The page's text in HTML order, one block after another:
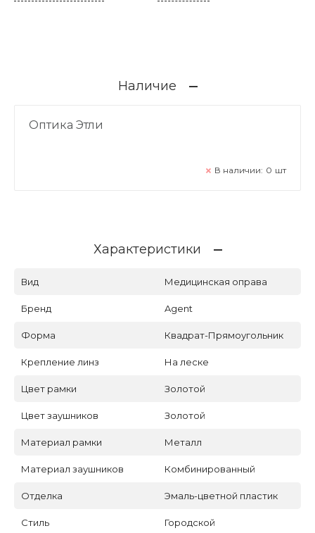
Наличие
Оптика Этли
В наличии: 0 шт
Характеристики
Вид Медицинская оправа
Бренд Agent
Форма Квадрат-Прямоугольник
Крепление линз На леске
Цвет рамки Золотой
Цвет заушников Золотой
Материал рамки Металл
Материал заушников Комбинированный
Отделка Эмаль-цветной пластик
Стиль Городской